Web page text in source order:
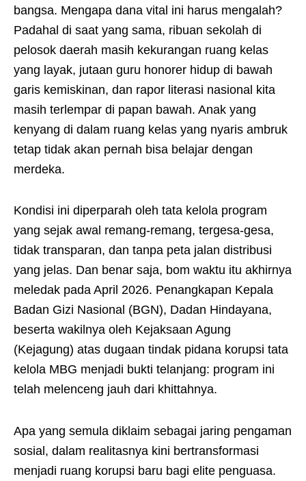
bangsa. Mengapa dana vital ini harus mengalah?
Padahal di saat yang sama, ribuan sekolah di
pelosok daerah masih kekurangan ruang kelas
yang layak, jutaan guru honorer hidup di bawah
garis kemiskinan, dan rapor literasi nasional kita
masih terlempar di papan bawah. Anak yang
kenyang di dalam ruang kelas yang nyaris ambruk
tetap tidak akan pernah bisa belajar dengan
merdeka.
Kondisi ini diperparah oleh tata kelola program
yang sejak awal remang-remang, tergesa-gesa,
tidak transparan, dan tanpa peta jalan distribusi
yang jelas. Dan benar saja, bom waktu itu akhirnya
meledak pada April 2026. Penangkapan Kepala
Badan Gizi Nasional (BGN), Dadan Hindayana,
beserta wakilnya oleh Kejaksaan Agung
(Kejagung) atas dugaan tindak pidana korupsi tata
kelola MBG menjadi bukti telanjang: program ini
telah melenceng jauh dari khittahnya.
Apa yang semula diklaim sebagai jaring pengaman
sosial, dalam realitasnya kini bertransformasi
menjadi ruang korupsi baru bagi elite penguasa.